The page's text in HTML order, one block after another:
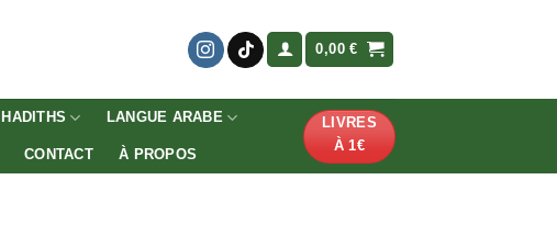
0,00€
HADITHS LANGUE ARABE
CONTACT À PROPOS
LIVRES
À 1€